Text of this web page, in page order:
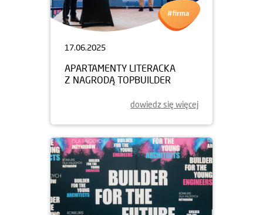
17.06.2025
APARTAMENTY LITERACKA
Z NAGRODĄ TOPBUILDER
dowiedz się więcej